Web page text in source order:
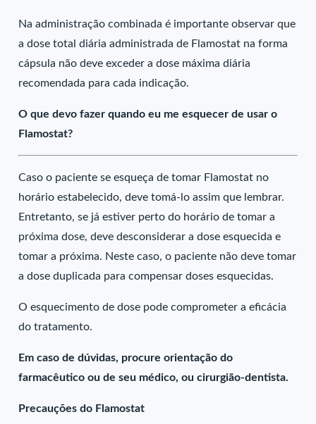
Na administração combinada é importante observar que
a dose total diária administrada de Flamostat na forma
cápsula não deve exceder a dose máxima diária
recomendada para cada indicação.
O que devo fazer quando eu me esquecer de usar o
Flamostat?
Caso o paciente se esqueça de tomar Flamostat no
horário estabelecido, deve tomá-lo assim que lembrar.
Entretanto, se já estiver perto do horário de tomar a
próxima dose, deve desconsiderar a dose esquecida e
tomar a próxima. Neste caso, o paciente não deve tomar
a dose duplicada para compensar doses esquecidas.
O esquecimento de dose pode comprometer a eficácia
do tratamento.
Em caso de dúvidas, procure orientação do
farmacêutico ou de seu médico, ou cirurgião-dentista.
Precauções do Flamostat